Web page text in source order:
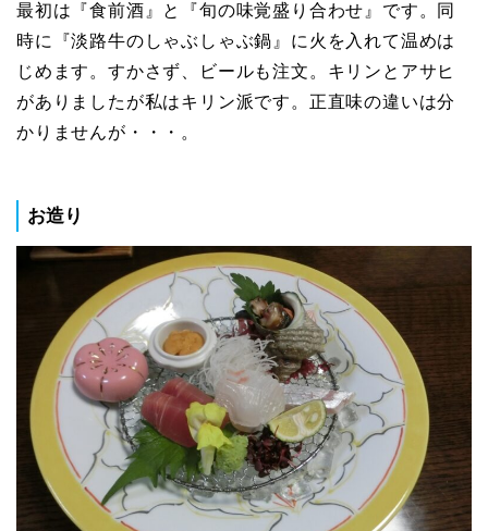
最初は『食前酒』と『旬の味覚盛り合わせ』です。同
時に『淡路牛のしゃぶしゃぶ鍋』に火を入れて温めは
じめます。すかさず、ビールも注文。キリンとアサヒ
がありましたが私はキリン派です。正直味の違いは分
かりませんが・・・。
お造り